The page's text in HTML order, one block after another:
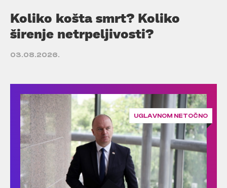
Koliko košta smrt? Koliko
širenje netrpeljivosti?
03.08.2026.
UGLAVNOM NETOČNO